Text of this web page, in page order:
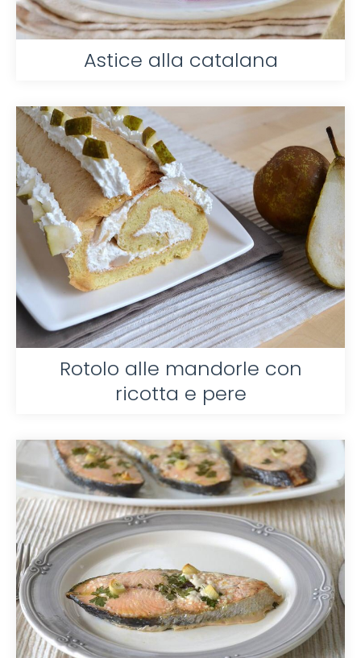
Astice alla catalana
Rotolo alle mandorle con
ricotta e pere